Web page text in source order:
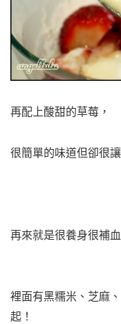
再配上酸甜的草莓，
很簡單的味道但卻很
再來就是很養身很補
裡面有黑糯米、芝麻
起！